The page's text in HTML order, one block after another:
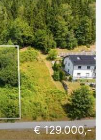
€ 129.000,-